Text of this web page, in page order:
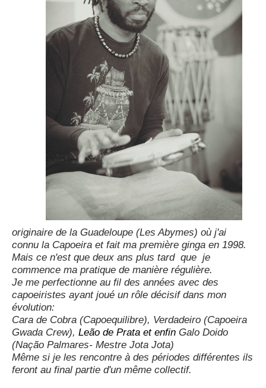
originaire de la Guadeloupe (Les Abymes) où j'ai
connu la Capoeira et fait ma première ginga en 1998.
Mais ce n'est que deux ans plus tard que je
commence ma pratique de manière régulière.
Je me perfectionne au fil des années avec des
capoeiristes ayant joué un rôle décisif dans mon
évolution:
Cara de Cobra (Capoequilibre), Verdadeiro (Capoeira
Gwada Crew), Leão de Prata et enfin Galo Doido
(Nação Palmares- Mestre Jota Jota)
Même si je les rencontre à des périodes différentes ils
feront au final partie d'un même collectif.